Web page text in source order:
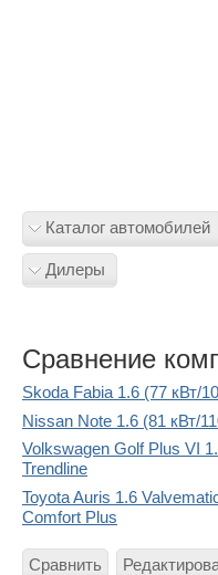
Каталог автомобилей
Дилеры
Сравнение
Skoda Fabia 1.6 (77 кВт/
Nissan Note 1.6 (81 кВт/
Volkswagen Golf Plus VI
Trendline
Toyota Auris 1.6
Comfort Plus
Сравнить